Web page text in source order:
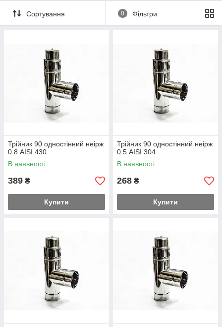
Сортування 0 Фільтри
Трійник 90 одностінний неірж
0.8 AISI 430
В наявності
389 ₴
Купити
Трійник 90 одностінний неірж
0.5 AISI 304
В наявності
268 ₴
Купити